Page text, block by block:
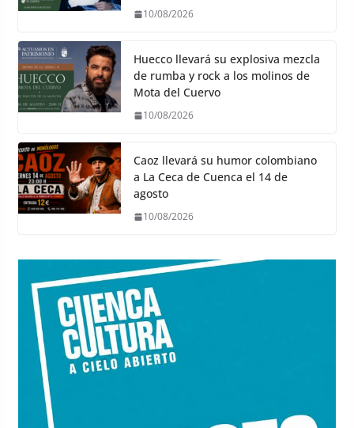
10/08/2026
Huecco llevará su explosiva mezcla
de rumba y rock a los molinos de
Mota del Cuervo
10/08/2026
Caoz llevará su humor colombiano
a La Ceca de Cuenca el 14 de
agosto
10/08/2026